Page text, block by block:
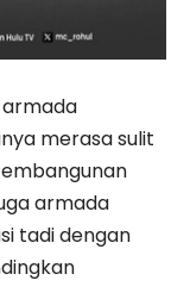
merasa sulit
armada
tadi dengan